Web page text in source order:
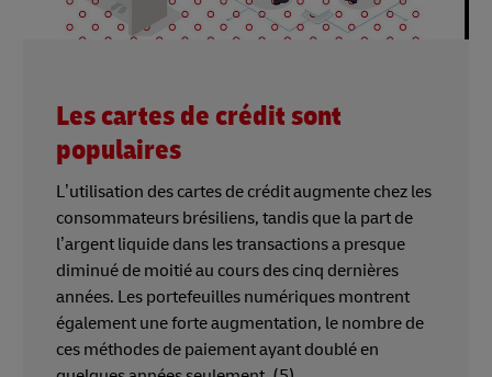
Les cartes de crédit sont
populaires
L’utilisation des cartes de crédit augmente chez les
consommateurs brésiliens, tandis que la part de
l’argent liquide dans les transactions a presque
diminué de moitié au cours des cinq dernières
années. Les portefeuilles numériques montrent
également une forte augmentation, le nombre de
ces méthodes de paiement ayant doublé en